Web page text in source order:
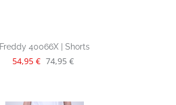
Freddy 40066X | Shorts
Verkaufspreis:
54,95 € Regulärer Preis:
74,95 €